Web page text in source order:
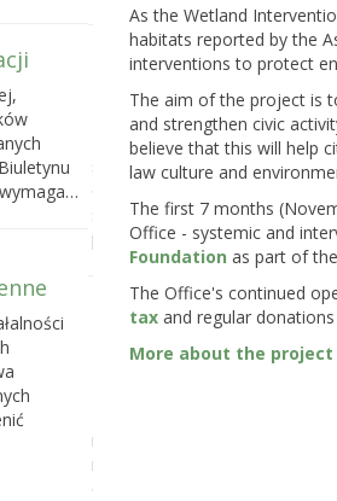
As the Wetland
habitats reported by the
interventions to protect
The aim of the project is
and strengthen civic
believe that this will help
law culture and
The first 7 months
Office - systemic and
Foundation as part of the
The Office's continued
taxand regular
More about the project
Poselski projekt
zmianie ustawy o
przyrody
Do 16 maja br. możesz zabrać
sprawie poselskiego projektu
o ochronie przyrody dającej
samorządom prawo
powstawania…
Dlaczego mokradła i
torfowiska potrzebują
działań oddolnych
najskuteczniejsze interwencje
na celu ochronę tych niezwykle
cennych i ważnych siedlisk to te,